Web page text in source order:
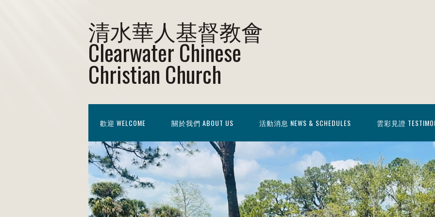
清水華人基督教會
Clearwater Chinese
Christian Church
歡迎 WELCOME 關於我們 ABOUT US 活動消息 NEWS & SCHEDULES 雲彩見證